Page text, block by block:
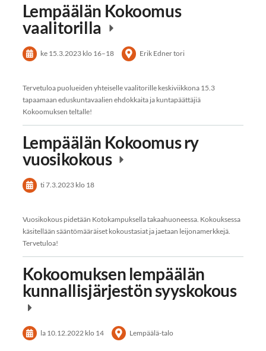
Lempäälän Kokoomus
vaalitorilla
ke 15.3.2023 klo 16–18 Erik Edner tori
Tervetuloa puolueiden yhteiselle vaalitorille keskiviikkona 15.3
tapaamaan eduskuntavaalien ehdokkaita ja kuntapäättäjiä
Kokoomuksen teltalle!
Lempäälän Kokoomus ry
vuosikokous
ti 7.3.2023 klo 18
Vuosikokous pidetään Kotokampuksella takaahuoneessa. Kokouksessa
käsitellään sääntömääräiset kokoustasiat ja jaetaan leijonamerkkejä.
Tervetuloa!
Kokoomuksen lempäälän
kunnallisjärjestön syyskokous
la 10.12.2022 klo 14 Lempäälä-talo